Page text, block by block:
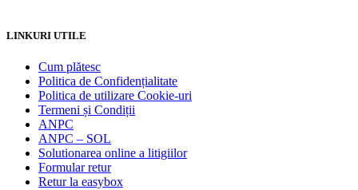
LINKURI UTILE
Cum plătesc
Politica de Confidențialitate
Politica de utilizare Cookie-uri
Termeni și Condiții
ANPC
ANPC – SOL
Solutionarea online a litigiilor
Formular retur
Retur la easybox